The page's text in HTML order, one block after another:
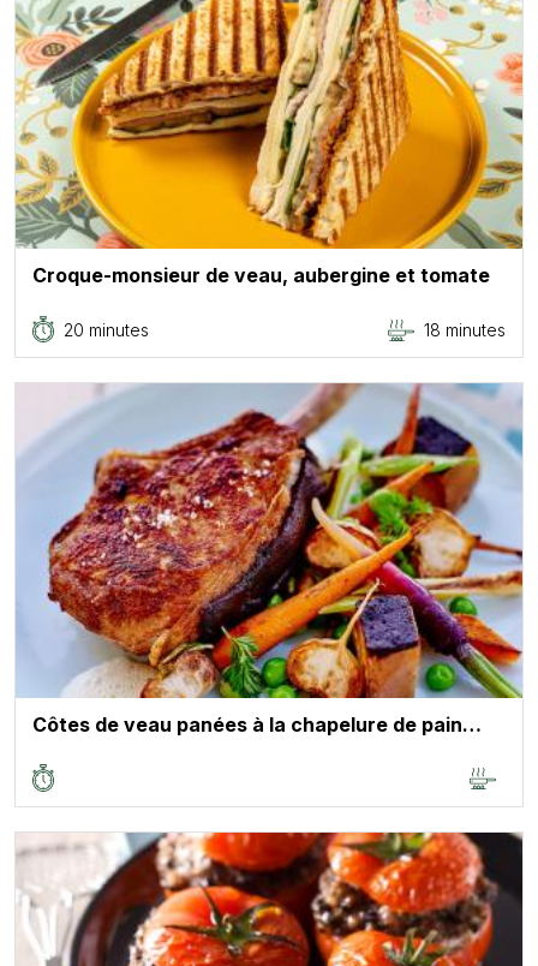
Croque-monsieur de veau, aubergine et tomate
20 minutes 18 minutes
Côtes de veau panées à la chapelure de pain…